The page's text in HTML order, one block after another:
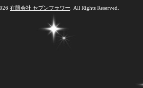
有限会社 セブンフラワー . All Rights Reserved.